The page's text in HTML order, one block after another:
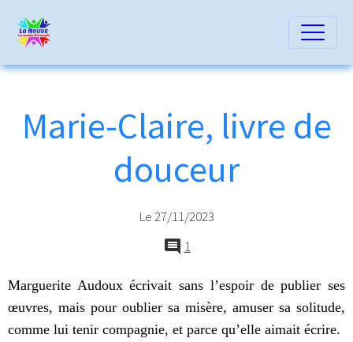
Marie-Claire, livre de
douceur
Le 27/11/2023
1
Marguerite Audoux écrivait sans l’espoir de publier ses
œuvres, mais pour oublier sa misère, amuser sa solitude,
comme lui tenir compagnie, et parce qu’elle aimait écrire.